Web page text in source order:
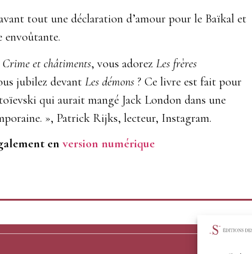
tout une déclaration d’amour pour le Baïkal et
envoûtante.
Crime et châtiments, vous adorez Les frères
jubilez devant Les démons ? Ce livre est fait pour
qui aurait mangé Jack London dans une
», Patrick Rijks, lecteur, Instagram.
en version numérique